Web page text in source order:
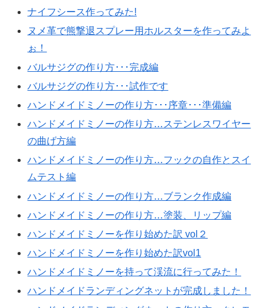
ナイフシース作ってみた!
ヌメ革で熊撃退スプレー用ホルスターを作ってみよ
ぉ！
バルサジグの作り方･･･完成編
バルサジグの作り方･･･試作です
ハンドメイドミノーの作り方･･･序章･･･準備編
ハンドメイドミノーの作り方…ステンレスワイヤー
の曲げ方編
ハンドメイドミノーの作り方…フックの自作とスイ
ムテスト編
ハンドメイドミノーの作り方…ブランク作成編
ハンドメイドミノーの作り方…塗装、リップ編
ハンドメイドミノーを作り始めた訳 vol２
ハンドメイドミノーを作り始めた訳vol1
ハンドメイドミノーを持って渓流に行ってみた！
ハンドメイドランディングネットが完成しました！